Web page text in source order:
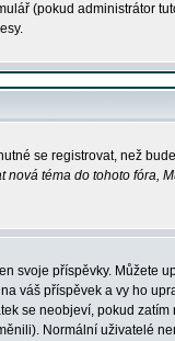
(pokud administrátor
se registrovat, než
nová téma do tohoto fóra,
svoje příspěvky. Můžete
váš příspěvek a vy ho
se neobjeví, pokud
Normální uživatelé